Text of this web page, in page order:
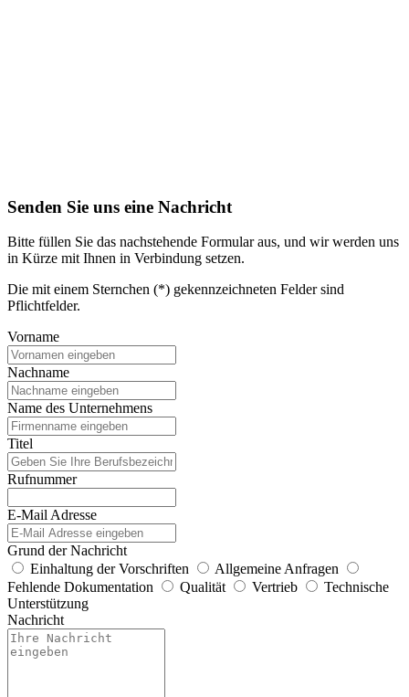
Senden Sie uns eine Nachricht
Bitte füllen Sie das nachstehende Formular aus, und wir werden uns
in Kürze mit Ihnen in Verbindung setzen.
Die mit einem Sternchen (*) gekennzeichneten Felder sind
Pflichtfelder.
Vorname
Nachname
Name des Unternehmens
Titel
Rufnummer
E-Mail Adresse
Grund der Nachricht
Einhaltung der Vorschriften
Allgemeine Anfragen
Fehlende Dokumentation
Qualität Vertrieb
Technische
Unterstützung
Nachricht